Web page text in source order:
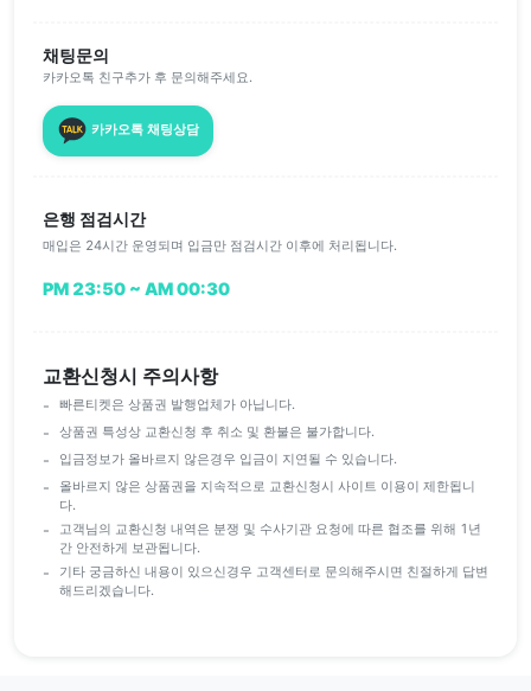
채팅문의
카카오톡 친구추가 후 문의해주세요.
카카오톡 채팅상담
은행 점검시간
매입은 24시간 운영되며 입금만 점검시간 이후에 처리됩니다.
PM 23:50 ~ AM 00:30
교환신청시 주의사항
빠른티켓은 상품권 발행업체가 아닙니다.
상품권 특성상 교환신청 후 취소 및 환불은 불가합니다.
입금정보가 올바르지 않은경우 입금이 지연될 수 있습니다.
올바르지 않은 상품권을 지속적으로 교환신청시 사이트 이용이 제한됩니
다.
고객님의 교환신청 내역은 분쟁 및 수사기관 요청에 따른 협조를 위해 1년
간 안전하게 보관됩니다.
기타 궁금하신 내용이 있으신경우 고객센터로 문의해주시면 친절하게 답변
해드리겠습니다.